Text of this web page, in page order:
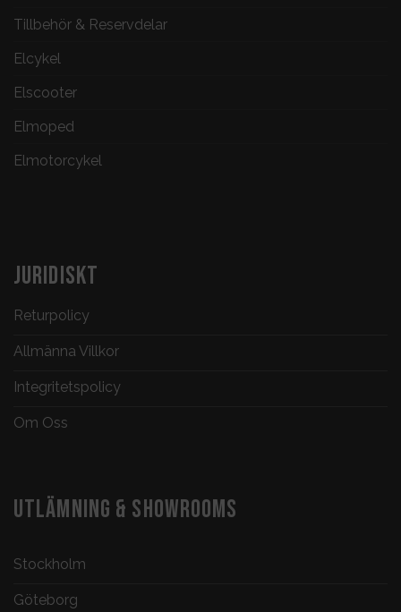
Tillbehör & Reservdelar
Elcykel
Elscooter
Elmoped
Elmotorcykel
JURIDISKT
Returpolicy
Allmänna Villkor
Integritetspolicy
Om Oss
UTLÄMNING & SHOWROOMS
Stockholm
Göteborg